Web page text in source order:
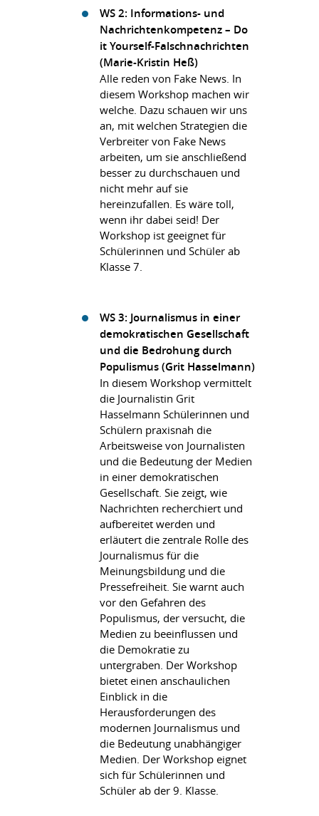
WS 2: Informations- und
Nachrichtenkompetenz – Do
it Yourself-Falschnachrichten
(Marie-Kristin Heß)
Alle reden von Fake News. In
diesem Workshop machen wir
welche. Dazu schauen wir uns
an, mit welchen Strategien die
Verbreiter von Fake News
arbeiten, um sie anschließend
besser zu durchschauen und
nicht mehr auf sie
hereinzufallen. Es wäre toll,
wenn ihr dabei seid! Der
Workshop ist geeignet für
Schülerinnen und Schüler ab
Klasse 7.
WS 3: Journalismus in einer
demokratischen Gesellschaft
und die Bedrohung durch
Populismus (Grit Hasselmann)
In diesem Workshop vermittelt
die Journalistin Grit
Hasselmann Schülerinnen und
Schülern praxisnah die
Arbeitsweise von Journalisten
und die Bedeutung der Medien
in einer demokratischen
Gesellschaft. Sie zeigt, wie
Nachrichten recherchiert und
aufbereitet werden und
erläutert die zentrale Rolle des
Journalismus für die
Meinungsbildung und die
Pressefreiheit. Sie warnt auch
vor den Gefahren des
Populismus, der versucht, die
Medien zu beeinflussen und
die Demokratie zu
untergraben. Der Workshop
bietet einen anschaulichen
Einblick in die
Herausforderungen des
modernen Journalismus und
die Bedeutung unabhängiger
Medien. Der Workshop eignet
sich für Schülerinnen und
Schüler ab der 9. Klasse.